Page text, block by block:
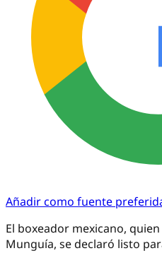
Añadir como fuente
El boxeador mexicano,
Munguía, se declaró listo